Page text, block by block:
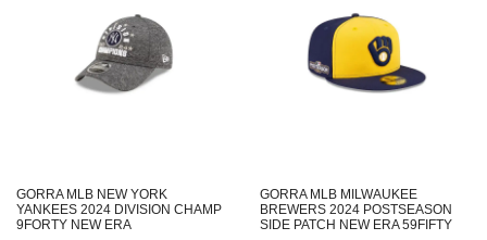
GORRA MLB NEW YORK
YANKEES 2024 DIVISION CHAMP
9FORTY NEW ERA
GORRA MLB MILWAUKEE
BREWERS 2024 POSTSEASON
SIDE PATCH NEW ERA 59FIFTY